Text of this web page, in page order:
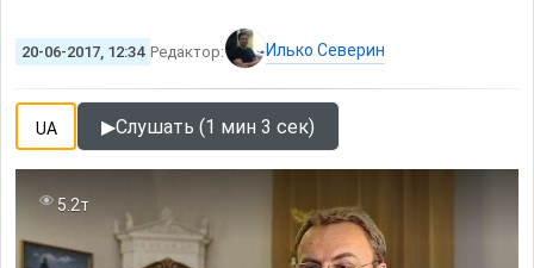
20-06-2017, 12:34 Редактор: Илько Северин
UA ▶Слушать (1 мин 3 сек)
5.2т